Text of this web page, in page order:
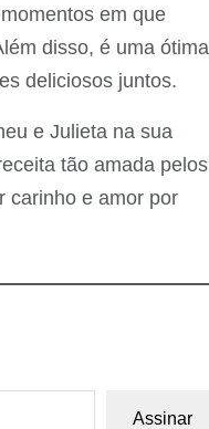
em que
disso, é uma ótima
deliciosos juntos.
e Julieta na sua
tão amada pelos
carinho e amor por
Assinar